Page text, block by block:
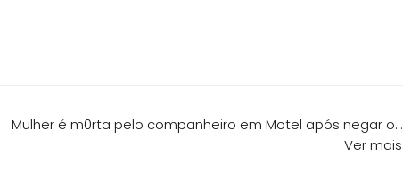
Mulher é m0rta pelo companheiro em Motel após negar o…
Ver mais